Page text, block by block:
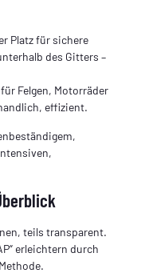
Platz für sichere
des Gitters –
Felgen, Motorräder
effizient.
teils transparent.
erleichtern durch